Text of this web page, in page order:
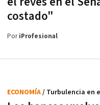
costado"
PoriProfesional
ECONOMÍA/ Turbulencia en